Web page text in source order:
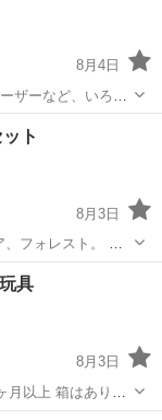
8月4日
ザーなど、いろい
ト
8月3日
フォレスト。 単
す 電池は付きませ
具
8月3日
月以上 箱はありま
るものが全てで